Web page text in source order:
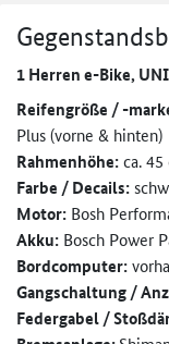
1 Herren e-Bike,
Reifengröße / -
Plus (vorne & hinten)
Rahmenhöhe:ca. 45
Farbe / Decails:
Motor: Bosh
Akku: Bosch Power
Bordcomputer:
Gangschaltung /
Federgabel /